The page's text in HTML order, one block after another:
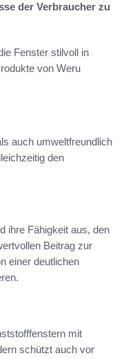
der Verbraucher zu
Fenster stilvoll in
von Weru
auch umweltfreundlich
den
ihre Fähigkeit aus, den
Beitrag zur
einer deutlichen
mit
schützt auch vor